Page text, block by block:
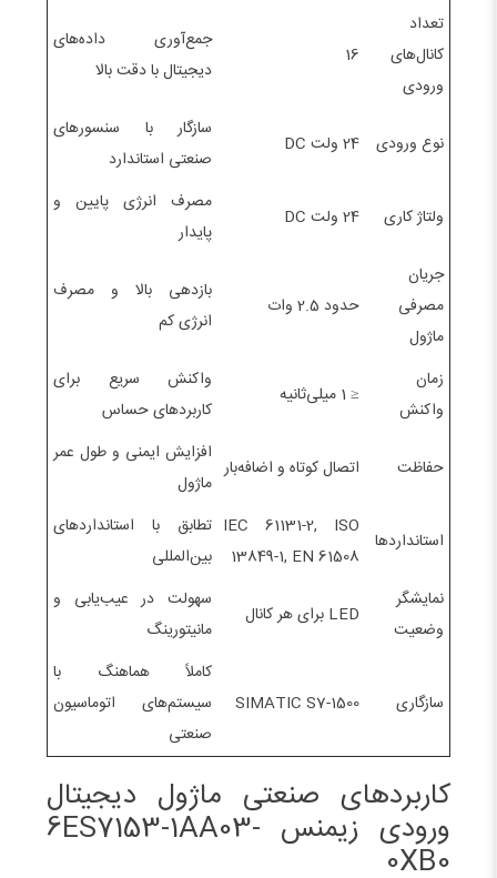
تعداد
کانال‌های
ورودی
16
جمع‌آوری داده‌های
دیجیتال با دقت بالا
نوع ورودی 24 ولت DC
سازگار با سنسورهای
صنعتی استاندارد
ولتاژ کاری 24 ولت DC
مصرف انرژی پایین و
پایدار
جریان
مصرفی
ماژول
حدود 2.5 وات
بازدهی بالا و مصرف
انرژی کم
زمان
واکنش
≤ 1 میلی‌ثانیه
واکنش سریع برای
کاربردهای حساس
حفاظت اتصال کوتاه و اضافه‌بار
افزایش ایمنی و طول عمر
ماژول
استانداردها
IEC 61131-2, ISO
13849-1, EN 61508
تطابق با استانداردهای
بین‌المللی
نمایشگر
وضعیت
LED برای هر کانال
سهولت در عیب‌یابی و
مانیتورینگ
سازگاری SIMATIC S7-1500
کاملاً هماهنگ با
سیستم‌های اتوماسیون
صنعتی
کاربردهای صنعتی ماژول دیجیتال
ورودی زیمنس 6ES7153-1AA03-
0XB0